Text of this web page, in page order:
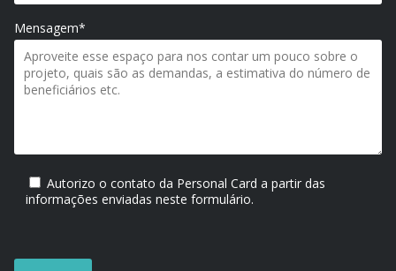
Mensagem*
Autorizo o contato da Personal Card a partir das
informações enviadas neste formulário.